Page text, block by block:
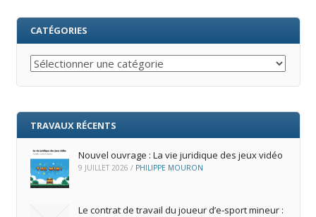
CATÉGORIES
Catégories
TRAVAUX RÉCENTS
Nouvel ouvrage : La vie juridique des jeux vidéo
9 JUILLET 2026 / PHILIPPE MOURON
Le contrat de travail du joueur d’e‑sport mineur :